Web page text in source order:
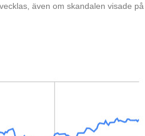
även om skandalen visade på